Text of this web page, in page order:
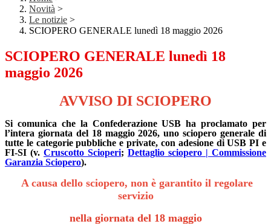
Novità >
Le notizie >
SCIOPERO GENERALE lunedì 18 maggio 2026
SCIOPERO GENERALE lunedì 18
maggio 2026
AVVISO DI SCIOPERO
Si comunica che la Confederazione USB ha proclamato per
l’intera giornata del 18 maggio 2026, uno sciopero generale di
tutte le categorie pubbliche e private, con adesione di USB PI e
FI-SI (v. Cruscotto Scioperi; Dettaglio sciopero | Commissione
Garanzia Sciopero).
A causa dello sciopero, non è garantito il regolare
servizio
nella giornata del 18 maggio